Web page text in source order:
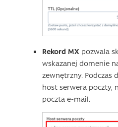
Rekord MX pozwala
wskazanej domenie
zewnętrzny. Podczas
host serwera poczty,
poczta e-mail.